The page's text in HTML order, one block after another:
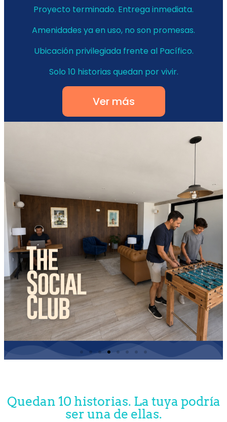
Proyecto terminado. Entrega inmediata.
Amenidades ya en uso, no son promesas.
Ubicación privilegiada frente al Pacífico.
Solo 10 historias quedan por vivir.
Ver más
Quedan 10 historias. La tuya podría
ser una de ellas.